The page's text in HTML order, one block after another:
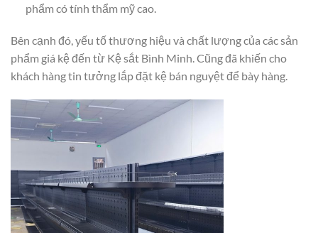
phẩm có tính thẩm mỹ cao.
Bên cạnh đó, yếu tố thương hiệu và chất lượng của các sản
phẩm giá kệ đến từ Kệ sắt Bình Minh. Cũng đã khiến cho
khách hàng tin tưởng lắp đặt kệ bán nguyệt để bày hàng.